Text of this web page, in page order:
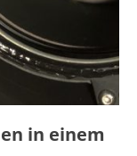
in einem